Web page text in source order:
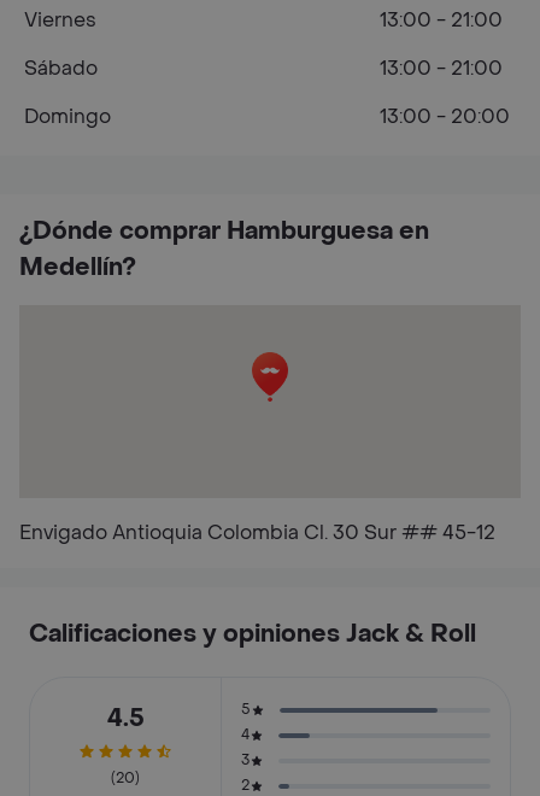
¿Dónde comprar Hamburguesa en
Medellín?
Envigado Antioquia Colombia Cl. 30 Sur ## 45-12
Viernes
13:00 - 21:00
Sábado
13:00 - 21:00
Domingo
13:00 - 20:00
Calificaciones y opiniones Jack & Roll
4.5
(20)
5
4
3
2